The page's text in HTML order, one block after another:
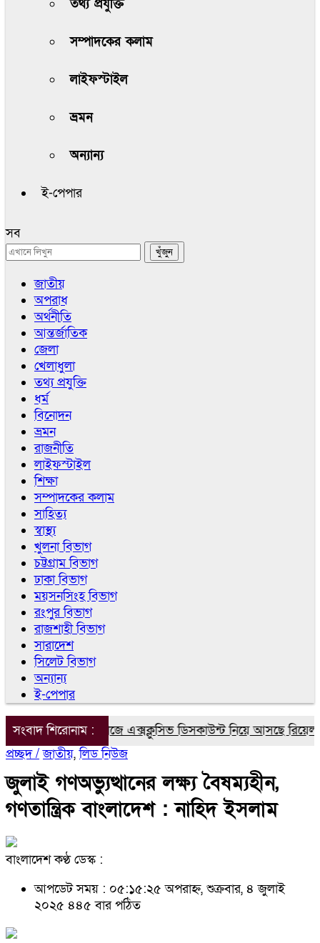
তথ্য প্রযুক্তি
সম্পাদকের কলাম
লাইফস্টাইল
ভ্রমন
অন্যান্য
ই-পেপার
সব
জাতীয়
অপরাধ
অর্থনীতি
আন্তর্জাতিক
জেলা
খেলাধুলা
তথ্য প্রযুক্তি
ধর্ম
বিনোদন
ভ্রমন
রাজনীতি
লাইফস্টাইল
শিক্ষা
সম্পাদকের কলাম
সাহিত্য
স্বাস্থ্য
খুলনা বিভাগ
চট্টগ্রাম বিভাগ
ঢাকা বিভাগ
ময়সনসিংহ বিভাগ
রংপুর বিভাগ
রাজশাহী বিভাগ
সারাদেশ
সিলেট বিভাগ
অন্যান্য
ই-পেপার
সংবাদ শিরোনাম :জন্য দারাজে এক্সক্লুসিভ ডিসকাউন্ট নিয়ে আসছে রিয়েলমি
প্রচ্ছদ / জাতীয়,লিড নিউজ
জুলাই গণঅভ্যুত্থানের লক্ষ্য বৈষম্যহীন,
গণতান্ত্রিক বাংলাদেশ : নাহিদ ইসলাম
বাংলাদেশ কণ্ঠ ডেস্ক :
আপডেট সময় : ০৫:১৫:২৫ অপরাহ্ন, শুক্রবার, ৪ জুলাই
২০২৫ ৪৪৫ বার পঠিত